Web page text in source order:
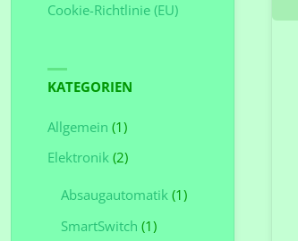
Cookie-Richtlinie (EU)
KATEGORIEN
Allgemein (1)
Elektronik(2)
Absaugautomatik(1)
SmartSwitch (1)